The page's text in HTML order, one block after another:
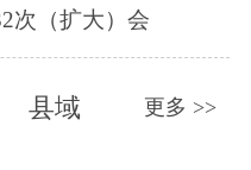
次（扩大）会
县域 更多 >>